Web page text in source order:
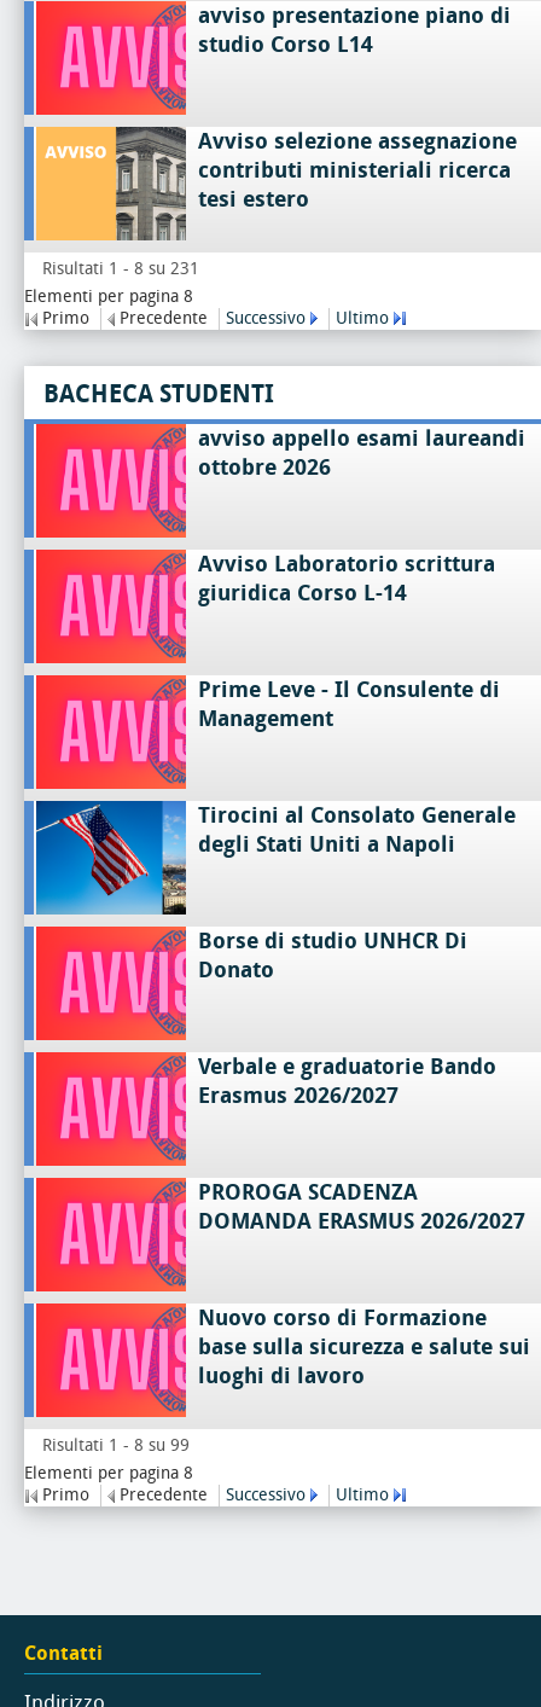
avviso presentazione piano di
studio Corso L14
Avviso selezione assegnazione
contributi ministeriali ricerca
tesi estero
Risultati 1 - 8 su 231
Elementi per pagina 8
Primo
Precedente Successivo Ultimo
BACHECA STUDENTI
avviso appello esami laureandi
ottobre 2026
Avviso Laboratorio scrittura
giuridica Corso L-14
Prime Leve - Il Consulente di
Management
Tirocini al Consolato Generale
degli Stati Uniti a Napoli
Borse di studio UNHCR Di
Donato
Verbale e graduatorie Bando
Erasmus 2026/2027
PROROGA SCADENZA
DOMANDA ERASMUS 2026/2027
Nuovo corso di Formazione
base sulla sicurezza e salute sui
luoghi di lavoro
Risultati 1 - 8 su 99
Elementi per pagina 8
Primo
Precedente Successivo Ultimo
Contatti
Indirizzo